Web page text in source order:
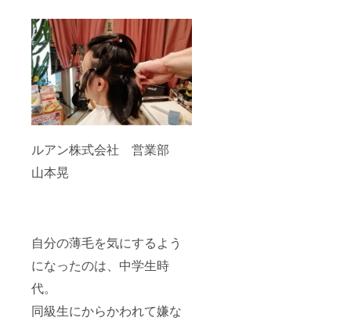
ルアン株式会社 営業部
山本晃
自分の薄毛を気にするよう
になったのは、中学生時
代。
同級生にからかわれて嫌な